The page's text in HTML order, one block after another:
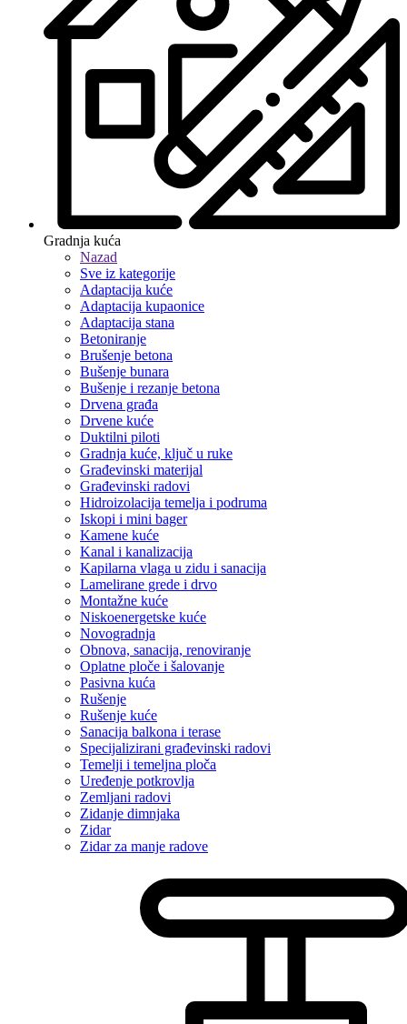
Gradnja kuća
Nazad
Sve iz kategorije
Adaptacija kuće
Adaptacija kupaonice
Adaptacija stana
Betoniranje
Brušenje betona
Bušenje bunara
Bušenje i rezanje betona
Drvena građa
Drvene kuće
Duktilni piloti
Gradnja kuće, ključ u ruke
Građevinski materijal
Građevinski radovi
Hidroizolacija temelja i podruma
Iskopi i mini bager
Kamene kuće
Kanal i kanalizacija
Kapilarna vlaga u zidu i sanacija
Lamelirane grede i drvo
Montažne kuće
Niskoenergetske kuće
Novogradnja
Obnova, sanacija, renoviranje
Oplatne ploče i šalovanje
Pasivna kuća
Rušenje
Rušenje kuće
Sanacija balkona i terase
Specijalizirani građevinski radovi
Temelji i temeljna ploča
Uređenje potkrovlja
Zemljani radovi
Zidanje dimnjaka
Zidar
Zidar za manje radove